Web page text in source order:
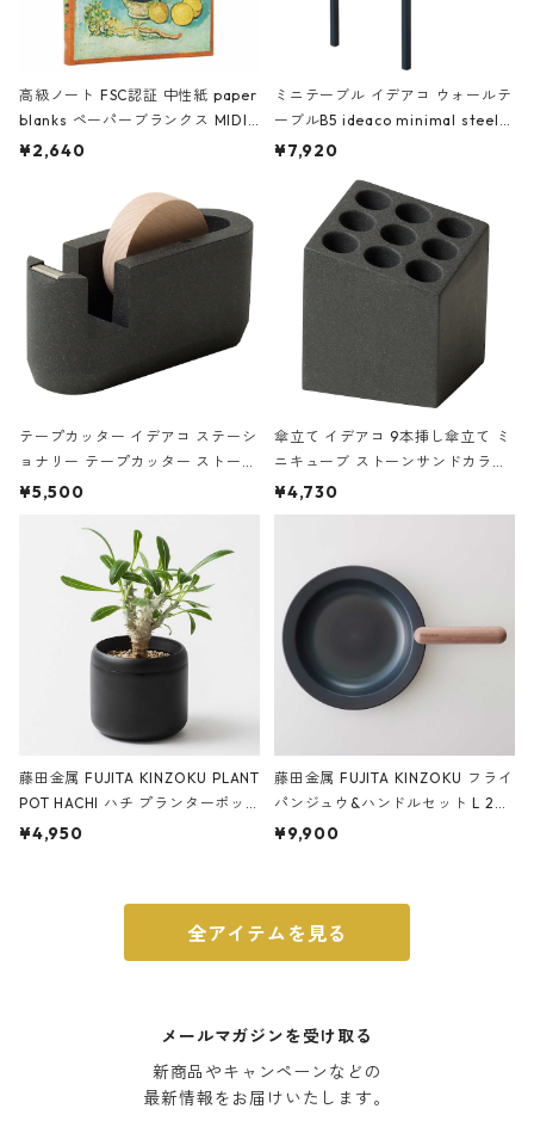
高級ノート FSC認証 中性紙 paper
blanks ペーパーブランクス MIDI
ハードカバー 罫線 ヴァン・ゴッホ
¥2,640
ミニテーブル イデアコ ウォールテ
ーブルB5 ideaco minimal steel f
urniture WALL Table B5 ネイビー
¥7,920
テープカッター イデアコ ステーシ
ョナリー テープカッター ストーン
サンドカラー 石調 ideaco Station
¥5,500
傘立て イデアコ 9本挿し傘立て ミ
ニキューブ ストーンサンドカラー
石調 ideaco Umbrella Stand CUB
E ストーンサンドブラック
¥4,730
藤田金属 FUJITA KINZOKU PLANT
POT HACHI ハチ プランターポッ
ト 3号 ブラック
¥4,950
藤田金属 FUJITA KINZOKU フライ
パンジュウ&ハンドルセット L 24c
m ガス火・IH対応 鉄フライパン
¥9,900
全アイテムを見る
メールマガジンを受け取る
新商品やキャンペーンなどの
最新情報をお届けいたします。